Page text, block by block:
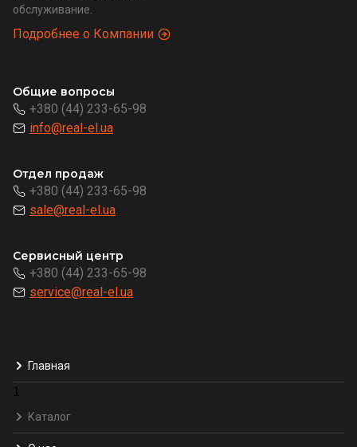
обслуживание.
Подробнее о Компании
Общие вопросы
+380 (44) 233-65-98
info@real-el.ua
Отдел продаж
+380 (44) 233-65-98
sale@real-el.ua
Сервисный центр
+380 (44) 233-65-98
service@real-el.ua
Главная
1
Каталог